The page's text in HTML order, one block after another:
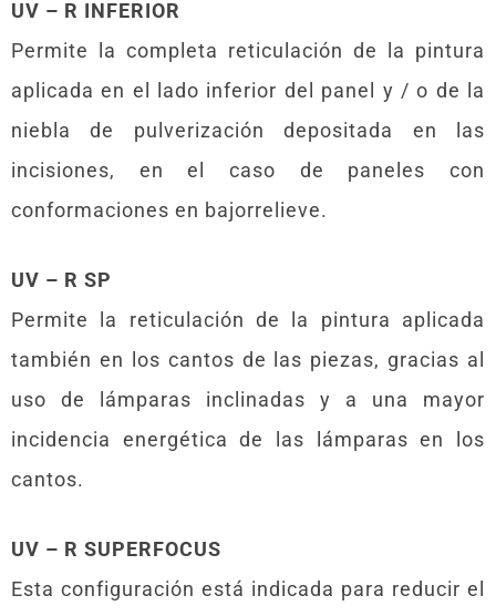
UV – R INFERIOR
Permite la completa reticulación de la pintura
aplicada en el lado inferior del panel y / o de la
niebla de pulverización depositada en las
incisiones, en el caso de paneles con
conformaciones en bajorrelieve.
UV – R SP
Permite la reticulación de la pintura aplicada
también en los cantos de las piezas, gracias al
uso de lámparas inclinadas y a una mayor
incidencia energética de las lámparas en los
cantos.
UV – R SUPERFOCUS
Esta configuración está indicada para reducir el